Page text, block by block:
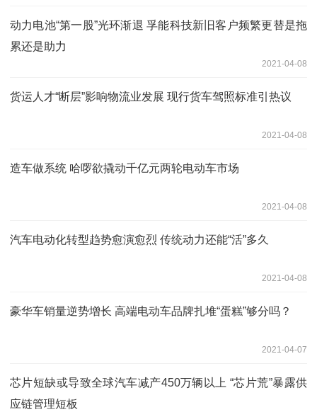
动力电池“第一股”光环渐退 孚能科技新旧客户频繁更替是拖
累还是助力
2021-04-08
货运人才“断层”影响物流业发展 现行货车驾照标准引热议
2021-04-08
造车做系统 哈啰欲撬动千亿元两轮电动车市场
2021-04-08
汽车电动化转型趋势愈演愈烈 传统动力还能“活”多久
2021-04-08
豪华车销量逆势增长 高端电动车品牌扎堆“蛋糕”够分吗？
2021-04-07
芯片短缺或导致全球汽车减产450万辆以上 “芯片荒”暴露供
应链管理短板